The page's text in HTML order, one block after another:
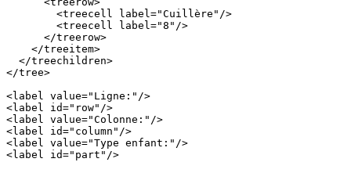
        <treecell label="Cuillère"/>
        <treecell label="8"/>
      </treerow>
    </treeitem>
  </treechildren>
</tree>
<label value="Ligne:"/>
<label id="row"/>
<label value="Colonne:"/>
<label id="column"/>
<label value="Type enfant:"/>
<label id="part"/>